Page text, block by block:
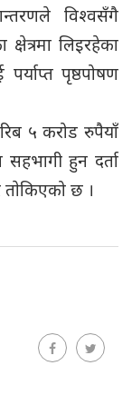
विश्वसँगै
लिइरहेका
पर्याप्त पृष्ठपोषण
५ करोड रुपैयाँ
हुन दर्ता
छ ।